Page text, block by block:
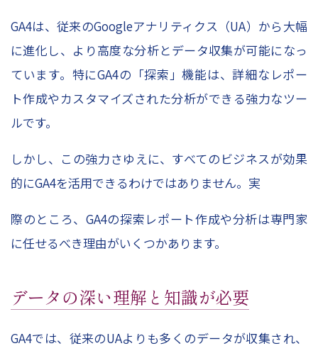
GA4は、従来のGoogleアナリティクス（UA）から大幅
に進化し、より高度な分析とデータ収集が可能になっ
ています。特にGA4の「探索」機能は、詳細なレポー
ト作成やカスタマイズされた分析ができる強力なツー
ルです。
しかし、この強力さゆえに、すべてのビジネスが効果
的にGA4を活用できるわけではありません。実
際のところ、GA4の探索レポート作成や分析は専門家
に任せるべき理由がいくつかあります。
データの深い理解と知識が必要
GA4では、従来のUAよりも多くのデータが収集され、